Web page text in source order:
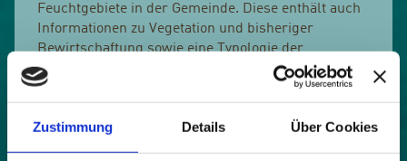
Zustimmung Details Über Cookies
Feuchtgebiete in der Gemeinde. Diese enthält auch
Informationen zu Vegetation und bisheriger
Bewirtschaftung sowie eine Typologie der
Feuchtgebiete.
Die Feuchtgebiete sind einzige Wasserquelle für die
Nutztiere auf den Alpen und sind somit essentiell